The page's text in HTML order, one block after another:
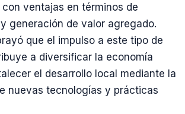
ventajas en términos de
generación de valor agregado.
que el impulso a este tipo de
a diversificar la economía
el desarrollo local mediante la
nuevas tecnologías y prácticas